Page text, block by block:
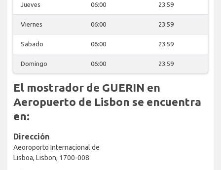
Jueves 06:00 23:59
Viernes 06:00 23:59
Sabado 06:00 23:59
Domingo 06:00 23:59
El mostrador de GUERIN en
Aeropuerto de Lisbon se encuentra
en:
Dirección
Aeoroporto Internacional de
Lisboa, Lisbon, 1700-008